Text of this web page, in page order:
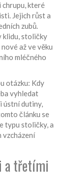
které
. Jejich růst a
zubů.
klidu, stoličky
až ve věku
mléčného
otázku: Kdy
vyhledat
ústní dutiny,
článku se
typu stoličky, a
vzcházení
a třetími